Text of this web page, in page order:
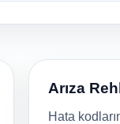
Arıza
Hata